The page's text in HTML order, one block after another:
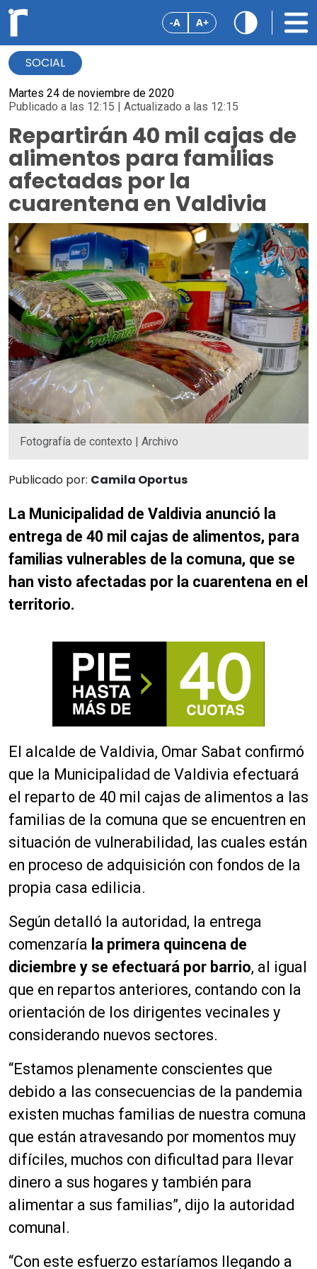
-A A+
SOCIAL
Martes 24 de noviembre de 2020
Publicado a las 12:15 | Actualizado a las 12:15
Repartirán 40 mil cajas de
alimentos para familias
afectadas por la
cuarentena en Valdivia
Fotografía de contexto | Archivo
Publicado por: Camila Oportus
La Municipalidad de Valdivia anunció la
entrega de 40 mil cajas de alimentos, para
familias vulnerables de la comuna, que se
han visto afectadas por la cuarentena en el
territorio.
El alcalde de Valdivia, Omar Sabat confirmó
que la Municipalidad de Valdivia efectuará
el reparto de 40 mil cajas de alimentos a las
familias de la comuna que se encuentren en
situación de vulnerabilidad, las cuales están
en proceso de adquisición con fondos de la
propia casa edilicia.
Según detalló la autoridad, la entrega
comenzaría la primera quincena de
diciembre y se efectuará por barrio, al igual
que en repartos anteriores, contando con la
orientación de los dirigentes vecinales y
considerando nuevos sectores.
“Estamos plenamente conscientes que
debido a las consecuencias de la pandemia
existen muchas familias de nuestra comuna
que están atravesando por momentos muy
difíciles, muchos con dificultad para llevar
dinero a sus hogares y también para
alimentar a sus familias”, dijo la autoridad
comunal.
“Con este esfuerzo estaríamos llegando a